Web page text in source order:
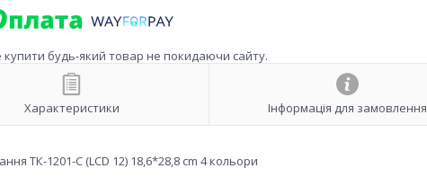
купити будь-який товар не покидаючи сайту.
Характеристики Інформація для замовлення
ТК-1201-C (LCD 12) 18,6*28,8 cm 4 кольори